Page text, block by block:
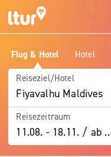
Flug & Hotel Hotel
Reiseziel/Hotel
Fiyavalhu Maldives
Reisezeitraum
11.08. -18.11. / ab 7 Tage